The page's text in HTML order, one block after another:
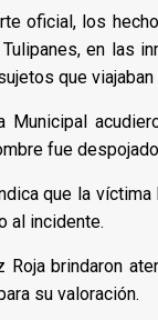
oficial, los
en las
que
Municipal
fue
que la
al incidente.
Roja brindaron
su valoración.